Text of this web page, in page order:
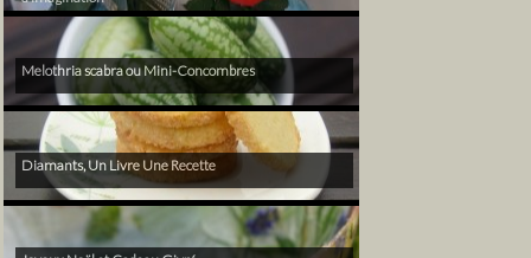
Melothria scabra ou Mini-Concombres
Diamants, Un Livre Une Recette